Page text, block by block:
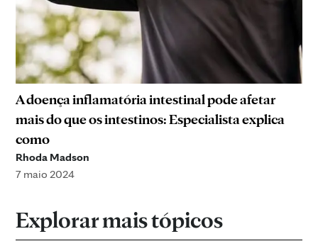
A doença inflamatória intestinal pode afetar
mais do que os intestinos: Especialista explica
como
Rhoda Madson
7 maio 2024
Explorar mais tópicos